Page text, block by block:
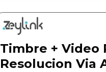
Timbre +
Resolucion Via